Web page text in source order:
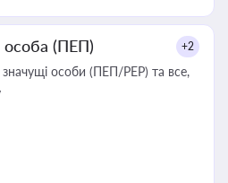
особа (ПЕП) +2
особи (ПЕП/PEP) та все,